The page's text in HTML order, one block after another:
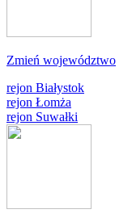
Zmień województwo
rejon Białystok
rejon Łomża
rejon Suwałki